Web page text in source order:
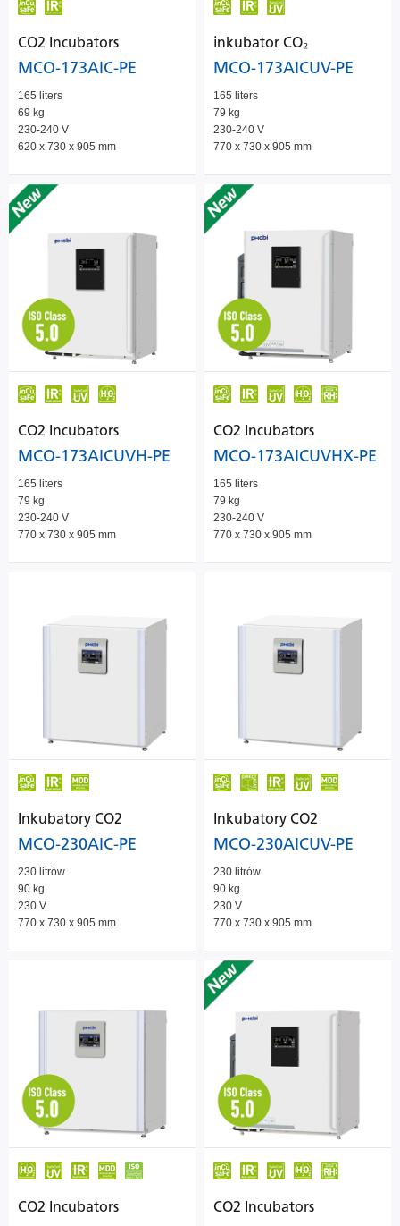
CO2 Incubators
MCO-173AIC-PE
165 liters
69 kg
230-240 V
620 x 730 x 905 mm
inkubator CO₂
MCO-173AICUV-PE
165 liters
79 kg
230-240 V
770 x 730 x 905 mm
CO2 Incubators
MCO-173AICUVH-PE
165 liters
79 kg
230-240 V
770 x 730 x 905 mm
CO2 Incubators
MCO-173AICUVHX-PE
165 liters
79 kg
230-240 V
770 x 730 x 905 mm
Inkubatory CO2
MCO-230AIC-PE
230 litrów
90 kg
230 V
770 x 730 x 905 mm
Inkubatory CO2
MCO-230AICUV-PE
230 litrów
90 kg
230 V
770 x 730 x 905 mm
CO2 Incubators CO2 Incubators